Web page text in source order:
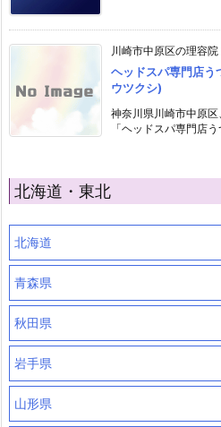
川崎市中原区の理容
ヘッドスパ専門店う
ウツクシ)
神奈川県川崎市中原
「ヘッドスパ専門店
北海道・東北
北海道
青森県
秋田県
岩手県
山形県